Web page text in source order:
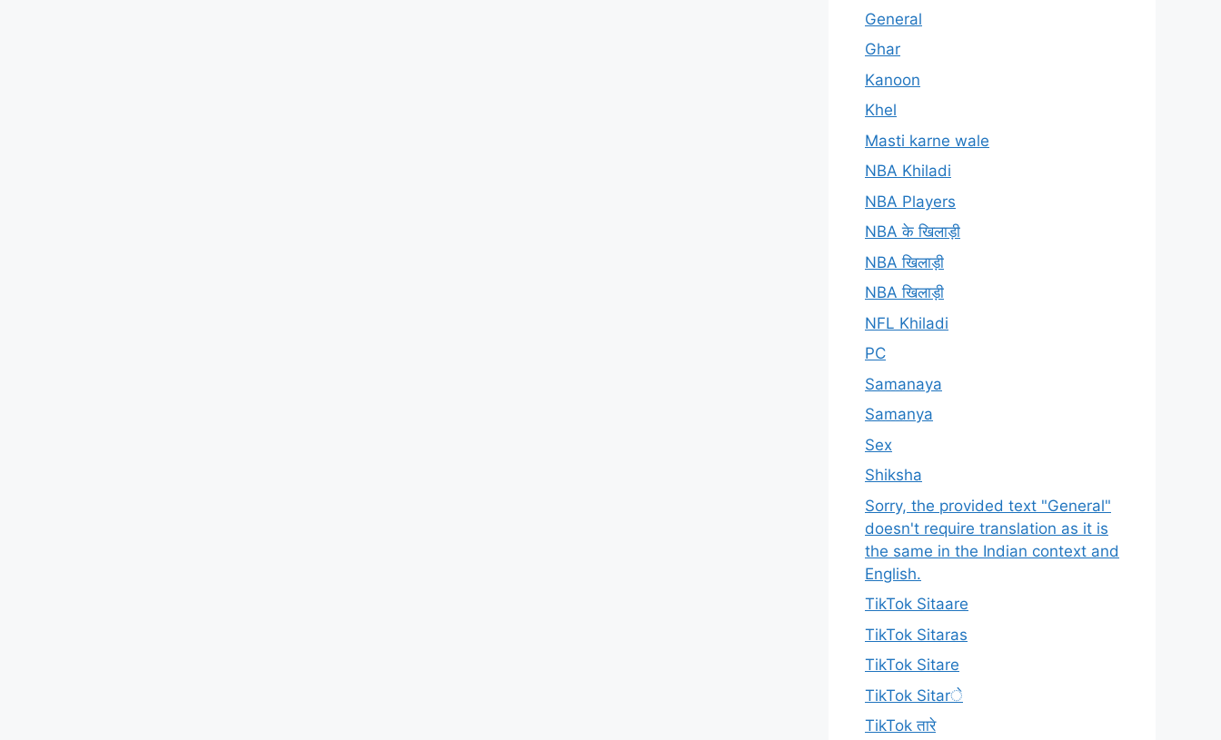
General
Ghar
Kanoon
Khel
Masti karne wale
NBA Khiladi
NBA Players
NBA के खिलाड़ी
NBA खिलाड़ी
NBA खिलाड़ी
NFL Khiladi
PC
Samanaya
Samanya
Sex
Shiksha
Sorry, the provided text "General"
doesn't require translation as it is
the same in the Indian context and
English.
TikTok Sitaare
TikTok Sitaras
TikTok Sitare
TikTok Sitarे
TikTok तारे